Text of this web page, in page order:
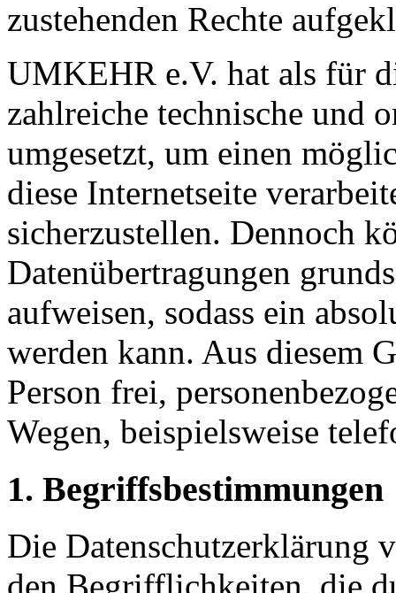
zustehenden Rechte
UMKEHR e.V. hat als für
zahlreiche technische und
umgesetzt, um einen
diese Internetseite
sicherzustellen. Dennoch
Datenübertragungen
aufweisen, sodass ein
werden kann. Aus diesem
Person frei,
Wegen, beispielsweise
1. Begriffsbestimmungen
Die Datenschutzerklärung